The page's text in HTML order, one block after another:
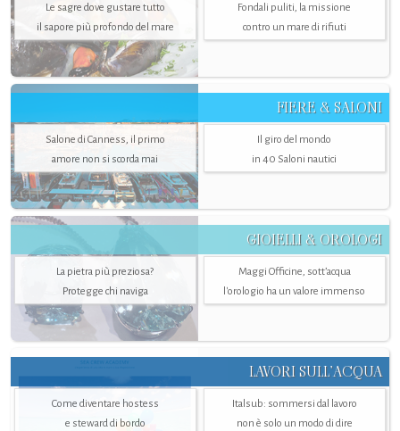
Le sagre dove gustare tutto
il sapore più profondo del mare
Fondali puliti, la missione
contro un mare di rifiuti
FIERE & SALONI
Salone di Canness, il primo
amore non si scorda mai
Il giro del mondo
in 40 Saloni nautici
GIOIELLI & OROLOGI
La pietra più preziosa?
Protegge chi naviga
Maggi Officine, sott’acqua
l'orologio ha un valore immenso
LAVORI SULL’ACQUA
Come diventare hostess
e steward di bordo
Italsub: sommersi dal lavoro
non è solo un modo di dire